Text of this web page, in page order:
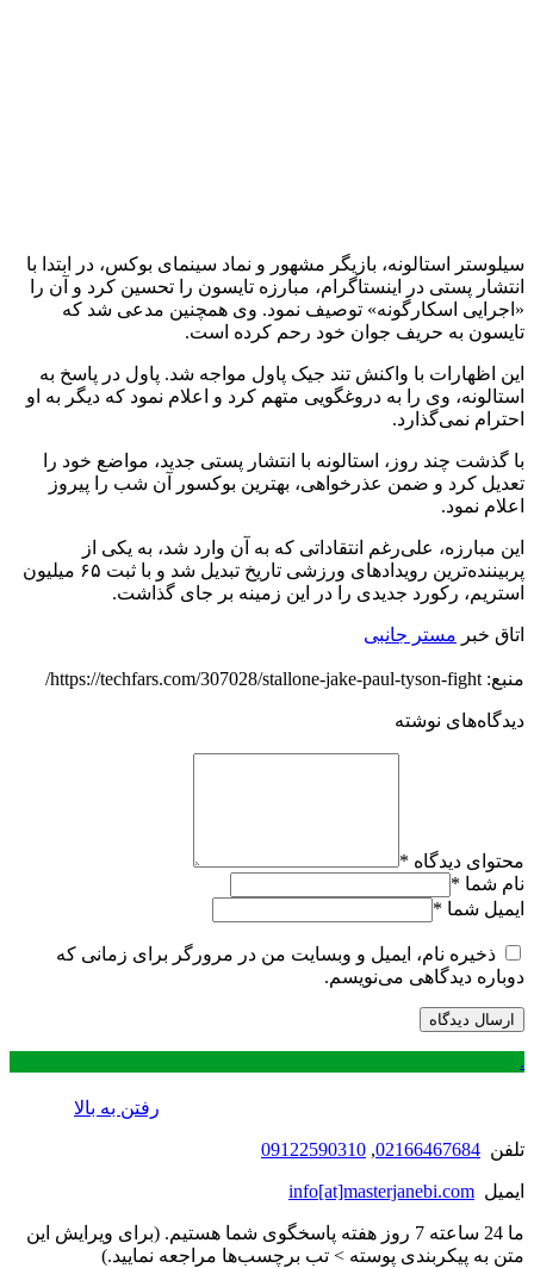
سیلوستر استالونه، بازیگر مشهور و نماد سینمای بوکس، در ابتدا با
انتشار پستی در اینستاگرام، مبارزه تایسون را تحسین کرد و آن را
«اجرایی اسکارگونه» توصیف نمود. وی همچنین مدعی شد که
تایسون به حریف جوان خود رحم کرده است.
این اظهارات با واکنش تند جیک پاول مواجه شد. پاول در پاسخ به
استالونه، وی را به دروغگویی متهم کرد و اعلام نمود که دیگر به او
احترام نمی‌گذارد.
با گذشت چند روز، استالونه با انتشار پستی جدید، مواضع خود را
تعدیل کرد و ضمن عذرخواهی، بهترین بوکسور آن شب را پیروز
اعلام نمود.
این مبارزه، علی‌رغم انتقاداتی که به آن وارد شد، به یکی از
پربیننده‌ترین رویدادهای ورزشی تاریخ تبدیل شد و با ثبت ۶۵ میلیون
استریم، رکورد جدیدی را در این زمینه بر جای گذاشت.
اتاق خبر مستر جانبی
منبع: https://techfars.com/307028/stallone-jake-paul-tyson-fight/
دیدگاه‌های نوشته
محتوای دیدگاه *
نام شما *
ایمیل شما *
ذخیره نام، ایمیل و وبسایت من در مرورگر برای زمانی که
دوباره دیدگاهی می‌نویسم.
.
رفتن به بالا
تلفن 02166467684
,
09122590310
ایمیل info[at]masterjanebi.com
ما 24 ساعته 7 روز هفته پاسخگوی شما هستیم. (برای ویرایش این
متن به پیکربندی پوسته > تب برچسب‌ها مراجعه نمایید.)